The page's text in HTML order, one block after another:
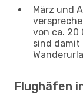
März und
von ca. 20
sind damit
Flughäfen